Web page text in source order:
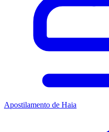
Apostilamento de Haia